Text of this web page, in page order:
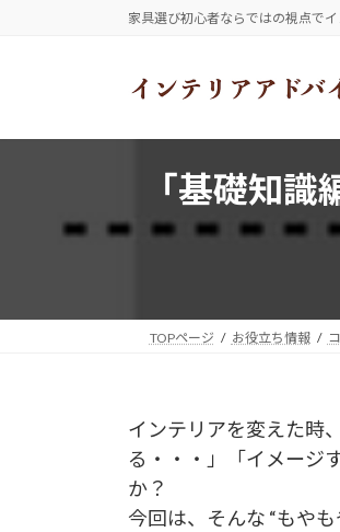
へ
ョ
家具選び初心者ならではの視点で
「基礎知
TOPページ お役立ち情報
インテリアを変えた時
る・・・」「イメージ
か？
今回は、そんな “もや